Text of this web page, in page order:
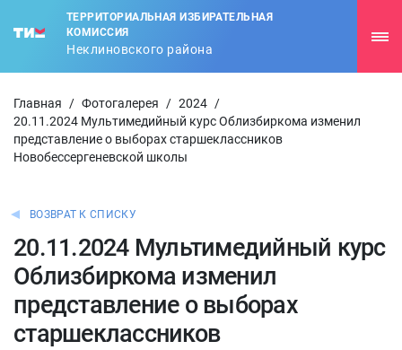
ТЕРРИТОРИАЛЬНАЯ ИЗБИРАТЕЛЬНАЯ
КОМИССИЯ
Неклиновского района
Главная / Фотогалерея / 2024 /
20.11.2024 Мультимедийный курс Облизбиркома изменил
представление о выборах старшеклассников
Новобессергеневской школы
ВОЗВРАТ К СПИСКУ
20.11.2024 Мультимедийный курс
Облизбиркома изменил
представление о выборах
старшеклассников